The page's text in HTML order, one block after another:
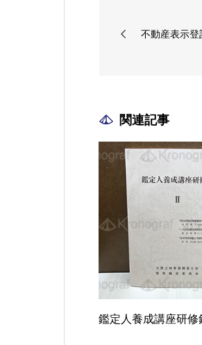
不動産表示登
関連記事
鑑定人養成講座研